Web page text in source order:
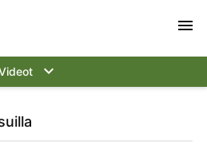
menu
keyboard_arrow_down